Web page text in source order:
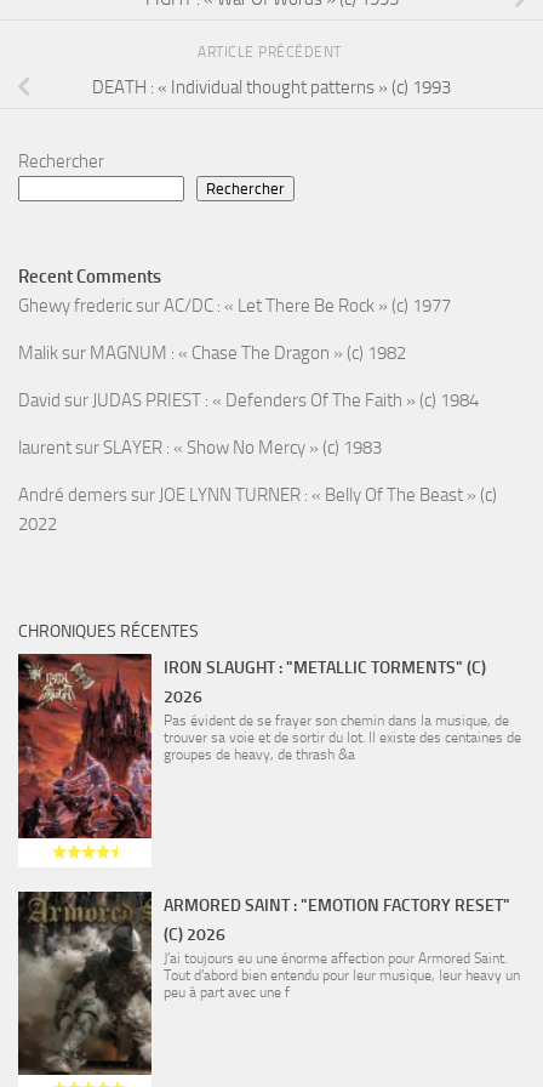
ARTICLE PRÉCÉDENT
DEATH : « Individual thought patterns » (c) 1993
Rechercher
Rechercher
Recent Comments
Ghewy fredericsurAC/DC : « Let There Be Rock » (c) 1977
Maliksur MAGNUM : « Chase The Dragon » (c) 1982
David sur JUDAS PRIEST : « Defenders Of The Faith » (c) 1984
laurentsur SLAYER : « Show No Mercy » (c) 1983
André demerssur JOE LYNN TURNER : « Belly Of The Beast » (c)
2022
CHRONIQUES RÉCENTES
IRON SLAUGHT : "METALLIC TORMENTS" (C)
2026
Pas évident de se frayer son chemin dans la musique, de
trouver sa voie et de sortir du lot. Il existe des centaines de
groupes de heavy, de thrash &a
ARMORED SAINT : "EMOTION FACTORY RESET"
(C) 2026
J’ai toujours eu une énorme affection pour Armored Saint.
Tout d’abord bien entendu pour leur musique, leur heavy un
peu à part avec une f